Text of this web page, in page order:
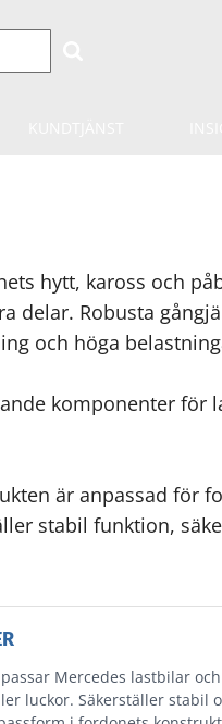
hytt, kaross och
delar. Robusta
och höga
komponenter för
är anpassad för
stabil funktion,
Mercedes lastbilar
luckor. Säkerställer stabil